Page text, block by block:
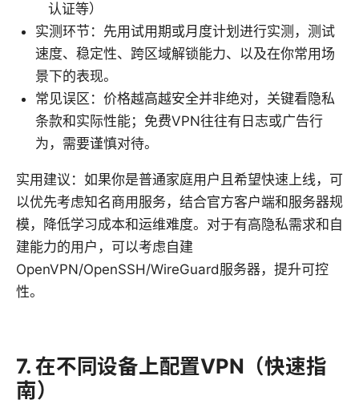
认证等）
实测环节：先用试用期或月度计划进行实测，测试
速度、稳定性、跨区域解锁能力、以及在你常用场
景下的表现。
常见误区：价格越高越安全并非绝对，关键看隐私
条款和实际性能；免费VPN往往有日志或广告行
为，需要谨慎对待。
实用建议：如果你是普通家庭用户且希望快速上线，可
以优先考虑知名商用服务，结合官方客户端和服务器规
模，降低学习成本和运维难度。对于有高隐私需求和自
建能力的用户，可以考虑自建
OpenVPN/OpenSSH/WireGuard服务器，提升可控
性。
7. 在不同设备上配置VPN（快速指
南）